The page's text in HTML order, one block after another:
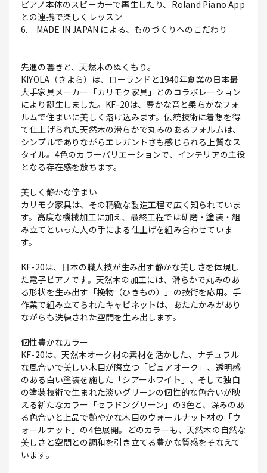
ピアノ本体のスピーカーで再生したり、Roland Piano App
との連携で楽しくレッスン
6. MADE IN JAPAN による、ものづくりへのこだわり
先進の響きと、天然木のぬくもり。
KIYOLA（きよら）は、ローランドと1940年創業の日本最
大手家具メーカー「カリモク家具」とのコラボレーション
により誕生しました。KF-20は、豊かな音と柔らかなフォ
ルムで住まいに美しく溶け込みます。伝統技術に着想を得
て仕上げられた天然木の滑らかで丸みのあるフォルムは、
シンプルでありながらエレガントさも感じられる上質なス
タイル。4色のカラーバリエーションで、インテリアの主役
となる存在感を放ちます。
美しく静かな佇まい
カリモク家具は、その精緻な製造工程で広く知られていま
す。高度な機械加工に加え、最終工程では研磨・塗装・組
み立てといった人の手による仕上げを組み合わせていま
す。
KF-20は、日本の職人技が生み出す静かな美しさを体現し
た電子ピアノです。天然木の加工には、滑らかで丸みのあ
る形状を生み出す「挽物（ひきもの）」の技術を応用。手
作業で組み立てられたキャビネットは、あたたかみがあり
ながらも洗練された空間を生み出します。
個性豊かなカラー
KF-20は、天然木オーク材の素材を活かした、ナチュラル
な風合いで美しい木目が際立つ「ピュアオーク」、透明感
のある白い塗装を施した「シアーホワイト」、そして独自
の塗装技術で生まれた淡いグリーンの個性的な色合いが映
える新たなカラー「セラドングリーン」の3色と、深みのあ
る色合いと上品で艶やかな木目のウォールナット材の「ウ
ォールナット」の4色展開。どのカラーも、天然木の自然な
美しさと空間との調和を引き立てる豊かな質感をそなえて
います。